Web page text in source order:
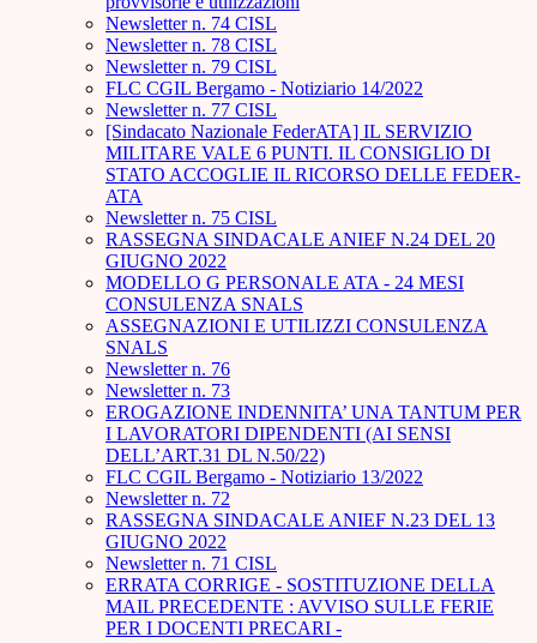
Newsletter n. 74 CISL
Newsletter n. 78 CISL
Newsletter n. 79 CISL
FLC CGIL Bergamo - Notiziario 14/2022
Newsletter n. 77 CISL
[Sindacato Nazionale FederATA] IL SERVIZIO
MILITARE VALE 6 PUNTI. IL CONSIGLIO DI
STATO ACCOGLIE IL RICORSO DELLE FEDER-
ATA
Newsletter n. 75 CISL
RASSEGNA SINDACALE ANIEF N.24 DEL 20
GIUGNO 2022
MODELLO G PERSONALE ATA - 24 MESI
CONSULENZA SNALS
ASSEGNAZIONI E UTILIZZI CONSULENZA
SNALS
Newsletter n. 76
Newsletter n. 73
EROGAZIONE INDENNITA’ UNA TANTUM PER
I LAVORATORI DIPENDENTI (AI SENSI
DELL’ART.31 DL N.50/22)
FLC CGIL Bergamo - Notiziario 13/2022
Newsletter n. 72
RASSEGNA SINDACALE ANIEF N.23 DEL 13
GIUGNO 2022
Newsletter n. 71 CISL
ERRATA CORRIGE - SOSTITUZIONE DELLA
MAIL PRECEDENTE : AVVISO SULLE FERIE
PER I DOCENTI PRECARI -